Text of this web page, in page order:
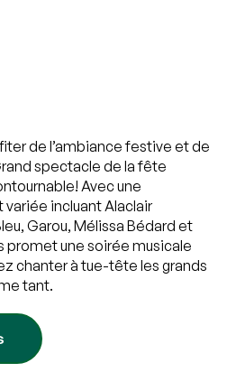
de l’ambiance festive et de
spectacle de la fête
Avec une
incluant Alaclair
Garou, Mélissa Bédard et
promet une soirée musicale
chanter à tue-tête les grands
tant.